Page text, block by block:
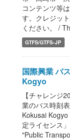
コンテンツ等
す。クレジッ
ください。 /
GTFS/GTFS-JP
国際興業 バ
Kogyo
【チャレンジ
業のバス時刻
Kokusai
定ライセンス
"Public